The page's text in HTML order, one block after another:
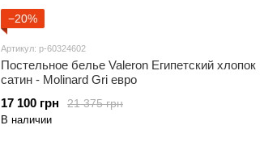
−20%
Артикул: p-60324602
Постельное белье Valeron Египетский хлопок
сатин - Molinard Gri евро
21 375 грн
17 100 грн
В наличии